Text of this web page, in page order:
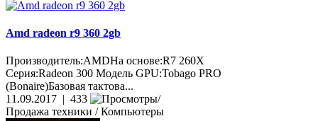
Amd radeon r9 360 2gb
Производитель:AMDНа основе:R7 260X
Серия:Radeon 300 Модель GPU:Tobago PRO
(Bonaire)Базовая тактова...
11.09.2017 | 433
Продажа техники / Компьютеры